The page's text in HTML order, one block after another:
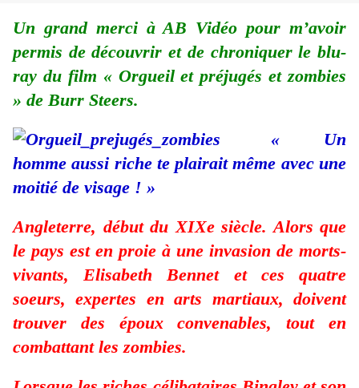
Un grand merci à AB Vidéo pour m’avoir
permis de découvrir et de chroniquer le blu-
ray du film « Orgueil et préjugés et zombies
» de Burr Steers.
« Un
homme aussi riche te plairait même avec une
moitié de visage ! »
Angleterre, début du XIXe siècle. Alors que
le pays est en proie à une invasion de morts-
vivants, Elisabeth Bennet et ces quatre
soeurs, expertes en arts martiaux, doivent
trouver des époux convenables, tout en
combattant les zombies.